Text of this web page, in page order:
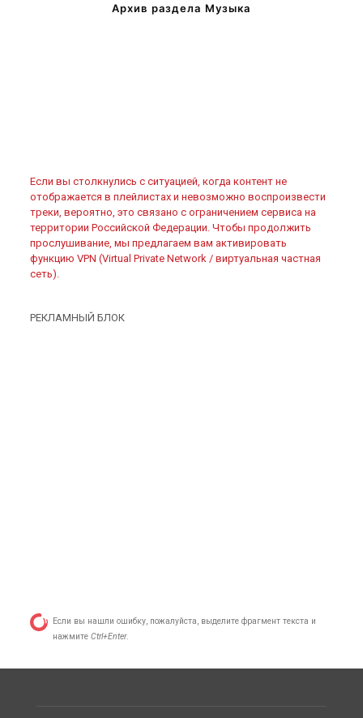
Архив раздела Музыка
Если вы столкнулись с ситуацией, когда контент не
отображается в плейлистах и невозможно воспроизвести
треки, вероятно, это связано с ограничением сервиса на
территории Российской Федерации. Чтобы продолжить
прослушивание, мы предлагаем вам активировать
функцию VPN (Virtual Private Network / виртуальная частная
сеть).
РЕКЛАМНЫЙ БЛОК
Если вы нашли ошибку, пожалуйста, выделите фрагмент текста и
нажмите Ctrl+Enter.